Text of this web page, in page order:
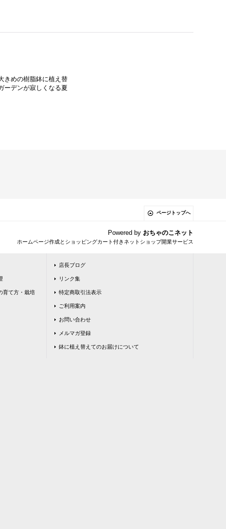
きめの樹脂鉢に植え替
ーデンが寂しくなる夏
ページトップへ
Powered by おちゃのこネット
ホームページ作成とショッピングカート付きネットショップ開業サービス
育て方・栽培
店長ブログ
リンク集
特定商取引法表示
ご利用案内
お問い合わせ
メルマガ登録
鉢に植え替えてのお届けについて